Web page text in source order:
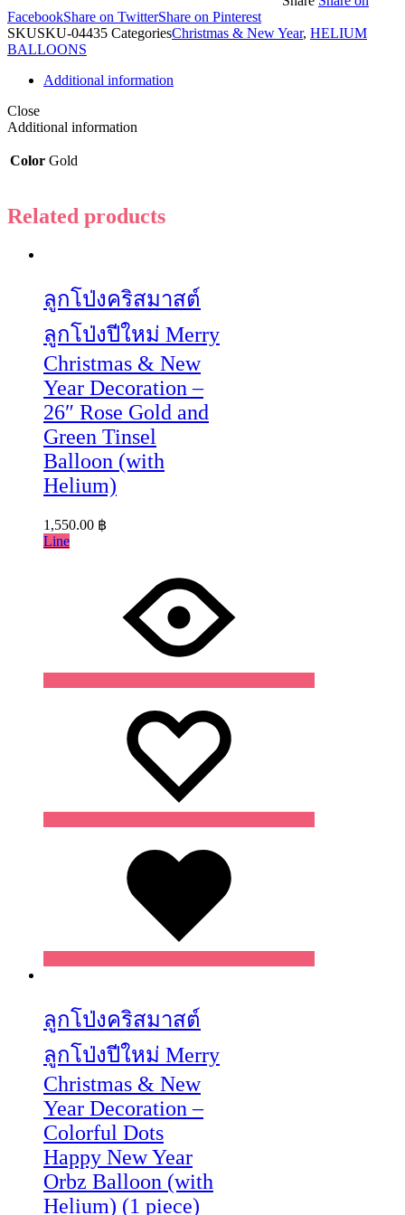
FacebookShare on TwitterShare on Pinterest
SKUSKU-04435 CategoriesChristmas & New Year, HELIUM
BALLOONS
Additional information
Close
Additional information
Color Gold
Related products
ลูกโป่งคริสมาสต์
ลูกโป่งปีใหม่ Merry
Christmas & New
Year Decoration –
26″ Rose Gold and
Green Tinsel
Balloon (with
Helium)
1,550.00 ฿
Line
ลูกโป่งคริสมาสต์
ลูกโป่งปีใหม่ Merry
Christmas & New
Year Decoration –
Colorful Dots
Happy New Year
Orbz Balloon (with
Helium) (1 piece)